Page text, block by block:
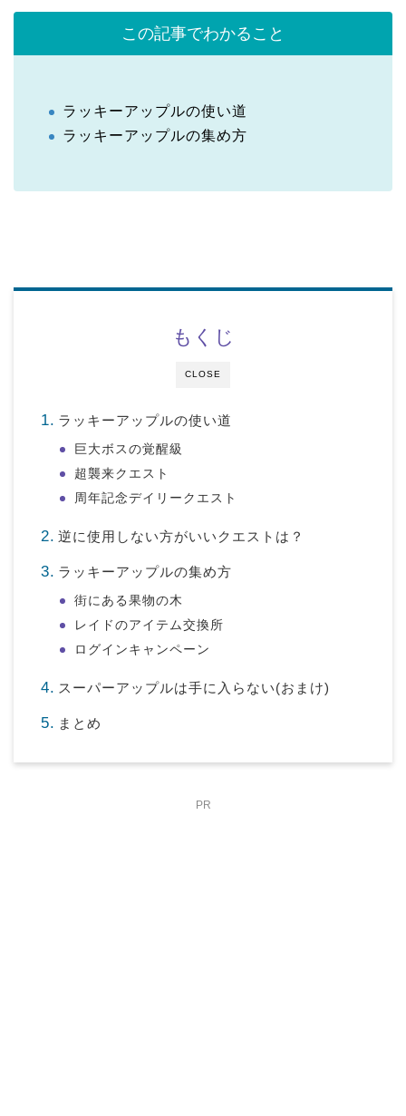
この記事でわかること
ラッキーアップルの使い道
ラッキーアップルの集め方
CLOSE
もくじ
ラッキーアップルの使い道
巨大ボスの覚醒級
超襲来クエスト
周年記念デイリークエスト
逆に使用しない方がいいクエストは？
ラッキーアップルの集め方
街にある果物の木
レイドのアイテム交換所
ログインキャンペーン
スーパーアップルは手に入らない(おまけ)
まとめ
PR